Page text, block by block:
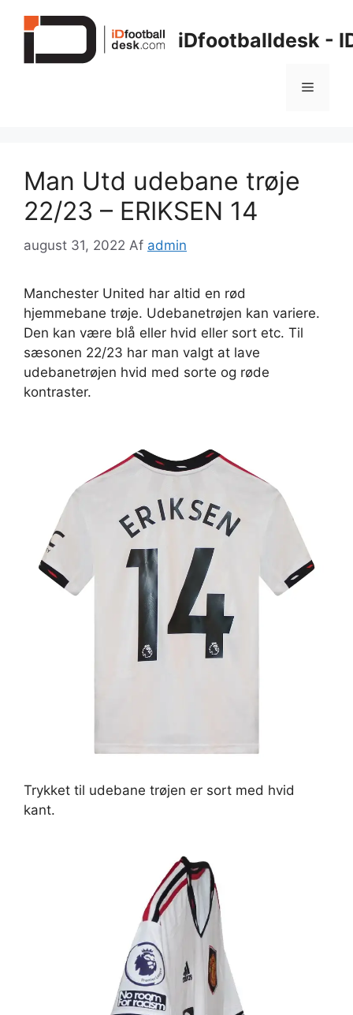
iDfootballdesk -
Menu
Man Utd udebane trøje
22/23 – ERIKSEN 14
august 31, 2022 Af admin
Manchester United har altid en rød
hjemmebane trøje. Udebanetrøjen kan variere.
Den kan være blå eller hvid eller sort etc. Til
sæsonen 22/23 har man valgt at lave
udebanetrøjen hvid med sorte og røde
kontraster.
Trykket til udebane trøjen er sort med hvid
kant.